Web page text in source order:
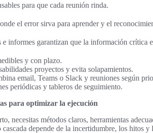
para que cada reunión rinda.
el error sirva para aprender y el
e informes garantizan que la información crítica
y con plazo.
proyectos y evita solapamientos.
email, Teams o Slack y reuniones según
periódicas y tableros de seguimiento.
para optimizar la ejecución
necesitas métodos claros, herramientas
depende de la incertidumbre, los hitos y